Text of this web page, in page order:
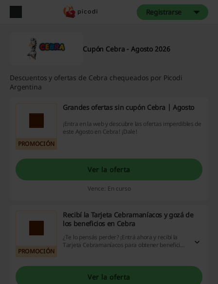
Registrarse
Cupón Cebra - Agosto 2026
Descuentos y ofertas de Cebra chequeados por Picodi
Argentina
PROMOCIÓN
Grandes ofertas sin cupón Cebra | Agosto
¡Entra en la web y descubre las ofertas imperdibles de
este Agosto en Cebra! ¡Dale!
Ver la oferta
Vence: En curso
PROMOCIÓN
Recibí la Tarjeta Cebramaníacos y gozá de
los beneficios en Cebra
¿Te lo pensás perder? ¡Entrá ahora y recibí la
Tarjeta Cebramaníacos para obtener beneficios
Ver la oferta